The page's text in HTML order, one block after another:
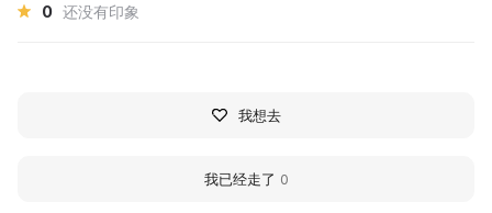
0 还没有印象
我想去
我已经走了 0